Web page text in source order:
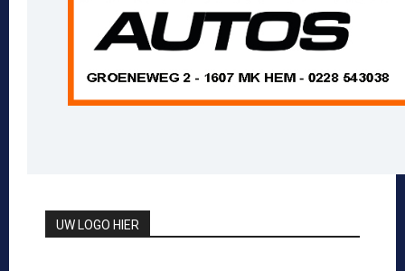
UW LOGO HIER